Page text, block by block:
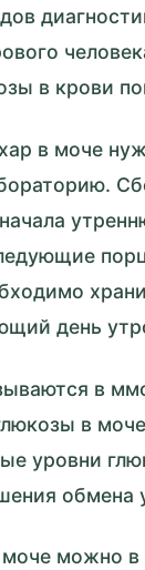
в крови
в моче
день
в
в
уровни
обмена
моче можно